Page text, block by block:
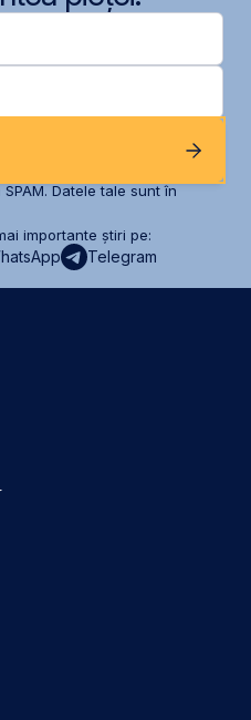
Datele tale sunt în
importante știri pe:
Telegram